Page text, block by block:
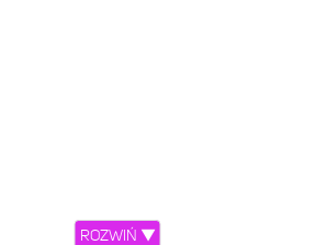
ROZWIŃ ▼